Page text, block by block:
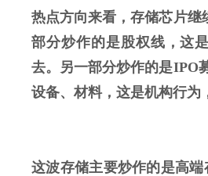
热点方向来看，存储芯片
部分炒作的是股权线，这
去。另一部分炒作的是IPO
设备、材料，这是机构行为
这波存储主要炒作的是高